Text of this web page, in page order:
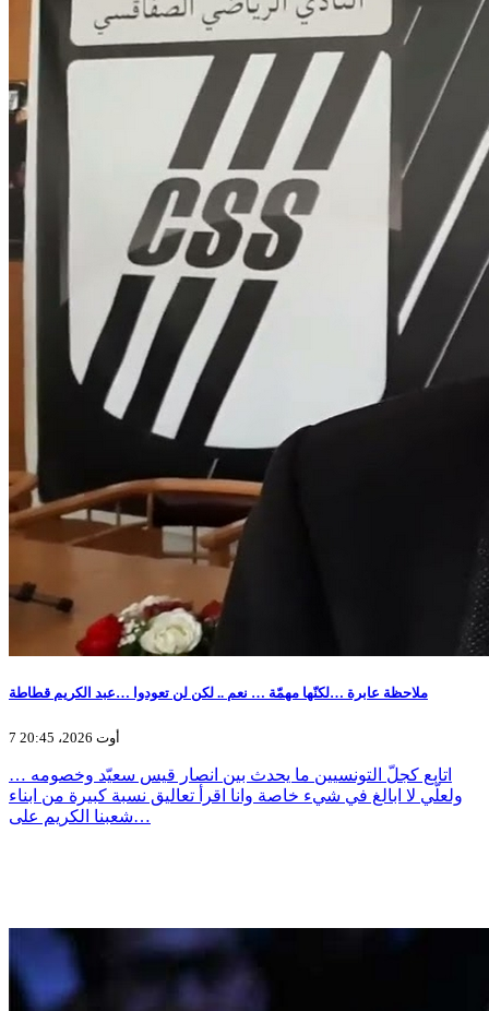
ملاحظة عابرة …لكنّها مهمّة … نعم .. لكن لن تعودوا …عبد الكريم قطاطة
7 أوت 2026، 20:45
اتابع كجلّ التونسيين ما يحدث بين انصار قيس سعيّد وخصومه …
ولعلّي لا ابالغ في شيء خاصة وانا اقرأ تعاليق نسبة كبيرة من ابناء
شعبنا الكريم على…